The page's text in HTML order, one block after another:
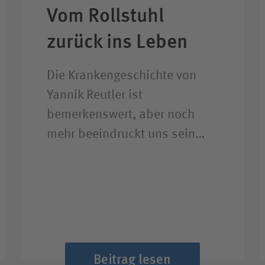
Vom Rollstuhl
zurück ins Leben
Die Krankengeschichte von
Yannik Reutler ist
bemerkenswert, aber noch
mehr beeindruckt uns sein…
Beitrag lesen